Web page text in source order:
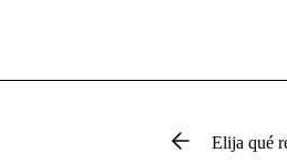
Elija qué